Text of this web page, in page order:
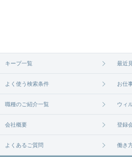
無料相談の登録はコチラから
キープ一覧 最近
よく使う検索条件 お仕
職種のご紹介一覧 ウィ
会社概要 登録
よくあるご質問 働き